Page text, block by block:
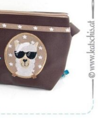
Von:€46.82